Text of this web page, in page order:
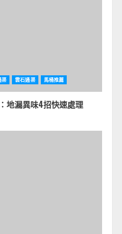
渠 雲石通渠 馬桶推薦
地漏異味4招快速處理